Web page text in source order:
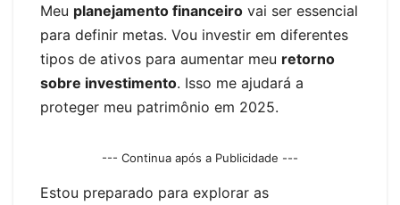
Meu planejamento financeiro vai ser essencial
para definir metas. Vou investir em diferentes
tipos de ativos para aumentar meu retorno
sobre investimento. Isso me ajudará a
proteger meu patrimônio em 2025.
--- Continua após a Publicidade ---
Estou preparado para explorar as